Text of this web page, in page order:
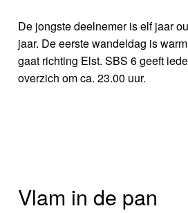
De jongste deelnemer is elf jaar
jaar. De eerste wandeldag is
gaat richting Elst. SBS 6 geeft
overzich om ca. 23.00 uur.
Vlam in de pan